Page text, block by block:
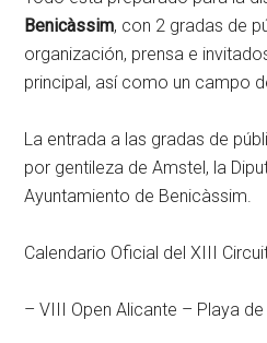
Benicàssim, con 2 gradas de
organización, prensa e
principal, así como un campo
La entrada a las gradas de
por gentileza de Amstel, la
Ayuntamiento de Benicàssim.
Calendario Oficial del XIII
– VIII Open Alicante – Playa